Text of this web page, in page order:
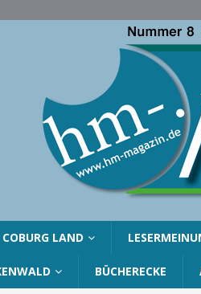
COBURG LAND
BÜCHERECKE